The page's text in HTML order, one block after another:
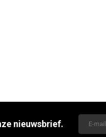
nieuwsbrief.